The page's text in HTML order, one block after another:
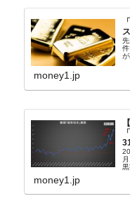
money1.jp
money1.jp